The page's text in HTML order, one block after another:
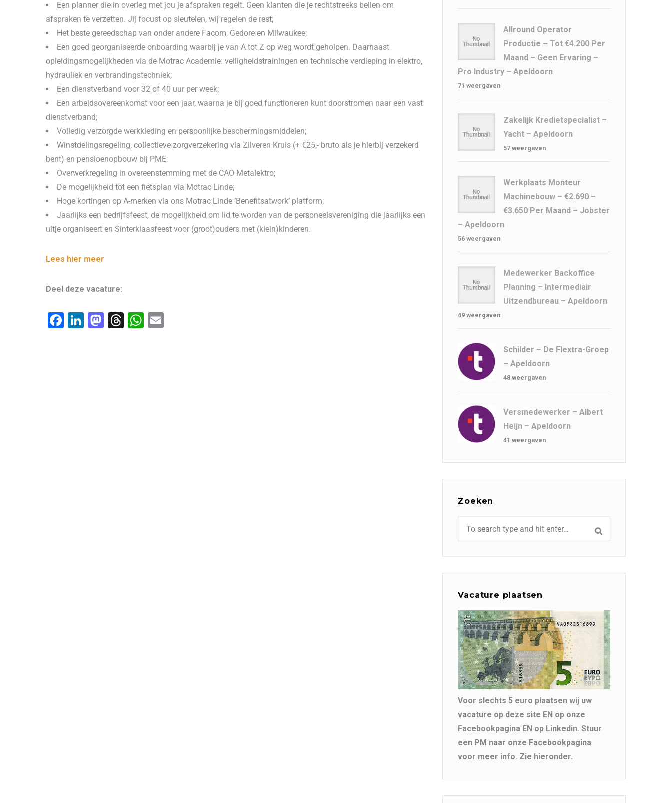
Een planner die in overleg met jou je afspraken regelt. Geen klanten die je rechtstreeks bellen om
afspraken te verzetten. Jij focust op sleutelen, wij regelen de rest;
Het beste gereedschap van onder andere Facom, Gedore en Milwaukee;
Een goed georganiseerde onboarding waarbij je van A tot Z op weg wordt geholpen. Daarnaast
opleidingsmogelijkheden via de Motrac Academie: veiligheidstrainingen en technische verdieping in elektro,
hydrauliek en verbrandingstechniek;
Een dienstverband voor 32 of 40 uur per week;
Een arbeidsovereenkomst voor een jaar, waarna je bij goed functioneren kunt doorstromen naar een vast
dienstverband;
Volledig verzorgde werkkleding en persoonlijke beschermingsmiddelen;
Winstdelingsregeling, collectieve zorgverzekering via Zilveren Kruis (+ €25,- bruto als je hierbij verzekerd
bent) en pensioenopbouw bij PME;
Overwerkregeling in overeenstemming met de CAO Metalektro;
De mogelijkheid tot een fietsplan via Motrac Linde;
Hoge kortingen op A-merken via ons Motrac Linde ‘Benefitsatwork’ platform;
Jaarlijks een bedrijfsfeest, de mogelijkheid om lid te worden van de personeelsvereniging die jaarlijks een
uitje organiseert en Sinterklaasfeest voor (groot)ouders met (klein)kinderen.
Lees hier meer
Deel deze vacature:
F
Li M T
W
Allround Operator
Productie – Tot €4.200 Per
Maand – Geen Ervaring –
Pro Industry – Apeldoorn
71 weergaven
Zakelijk Kredietspecialist –
Yacht – Apeldoorn
57 weergaven
Werkplaats Monteur
Machinebouw – €2.690 –
€3.650 Per Maand – Jobster
– Apeldoorn
56 weergaven
Medewerker Backoffice
Planning – Intermediair
Uitzendbureau – Apeldoorn
49 weergaven
Schilder – De Flextra-Groep
– Apeldoorn
48 weergaven
Versmedewerker – Albert
Heijn – Apeldoorn
41 weergaven
Zoeken
Vacature plaatsen
Voor slechts 5 euro plaatsen wij uw
vacature op deze site EN op onze
Facebookpagina EN op Linkedin. Stuur
een PM naar onze Facebookpagina
voor meer info. Zie hieronder.